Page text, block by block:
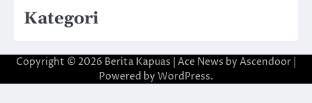
Kategori
Copyright © 2026 Berita Kapuas | Ace News by Ascendoor
Powered by WordPress.